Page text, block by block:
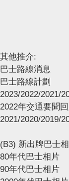
其他推介:
巴士路線消息
巴士路線計劃
2023/2022/2021/
2022年交通要聞
2021/2020/2019/
(B3) 新出牌巴士
80年代巴士相片
90年代巴士相片